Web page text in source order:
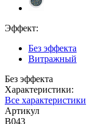
Эффект:
Без эффекта
Витражный
Без эффекта
Характеристики:
Все характеристики
Артикул
B043